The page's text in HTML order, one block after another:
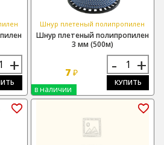
+
Шнур плетеный полипропилен
Шнур плетеный полипропилен
3 мм (500м)
7 ₽ - +
КУПИТЬ
в наличии